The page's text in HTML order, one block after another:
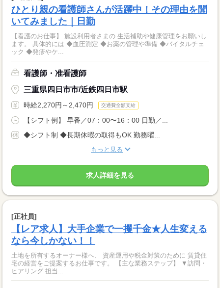
ひとり親の看護師さんが活躍中！その理由を聞
いてみました｜日勤
【看護のお仕事】 施設利用者さまの 生活補助や健康管理をお願いし
ます。 具体的には ◆血圧測定 ◆お薬の管理や準備 ◆バイタルチェ
ック ◆発疹やケ...
看護師・准看護師
三重県四日市市/近鉄四日市駅
時給2,270円～2,470円 交通費全額支給
【シフト例】 早番／07：00〜16：00 日勤／...
◆シフト制 ◆長期休暇の取得もOK 勤務曜...
もっと見る
求人詳細を見る
[正社員]
【レア求人】大手企業で一攫千金★人生変える
なら今しかない！！
土地を所有するオーナー様へ、 資産運用や税金対策のために 賃貸住
宅の経営をご提案するお仕事です。 【主な業務ステップ】 ▼訪問・
ヒアリング 担当...